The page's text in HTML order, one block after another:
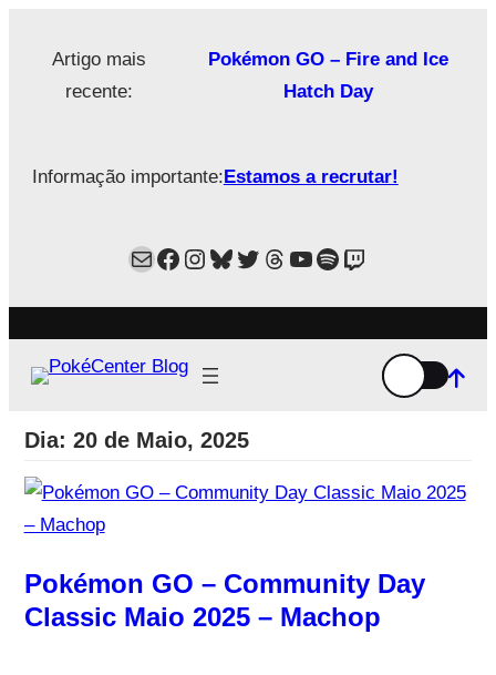
Artigo mais
recente:
Pokémon GO – Fire and Ice
Hatch Day
Informação importante:Estamos a recrutar!
MailFacebook
Instagram
Bluesky
Twitter
Estamos no Threads!
YouTube
Spotify
Twitch
Dia: 20 de Maio, 2025
Pokémon GO – Community Day
Classic Maio 2025 – Machop